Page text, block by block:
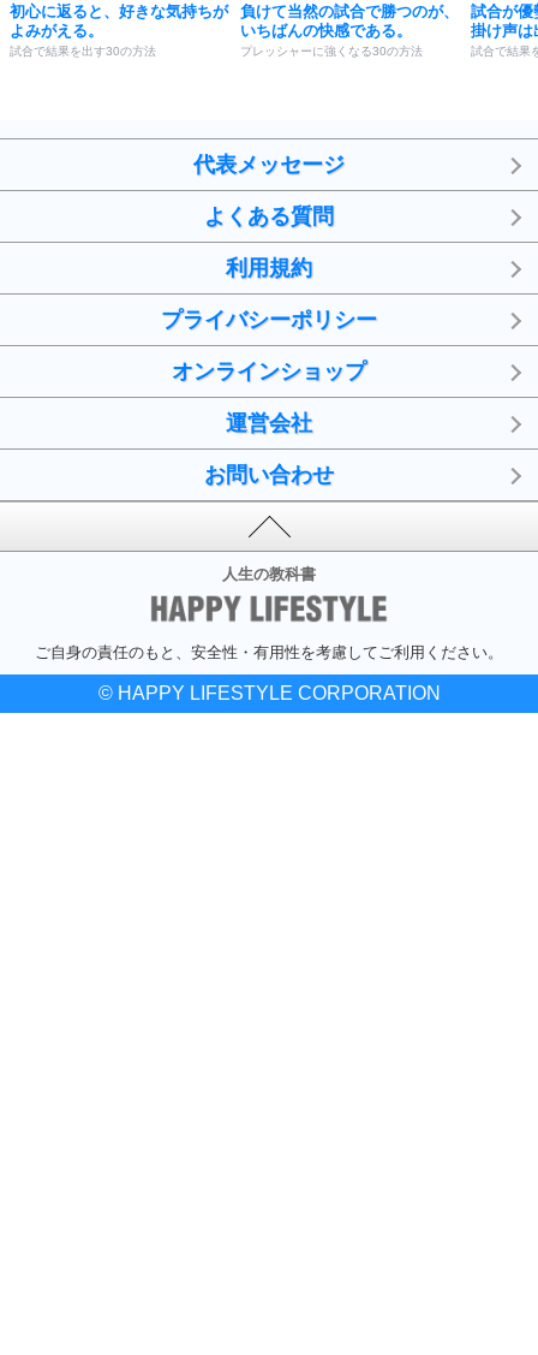
初心に返ると、好きな気持ちが
よみがえる。
試合で結果を出す30の方法
負けて当然の試合で勝つのが、
いちばんの快感である。
プレッシャーに強くなる30の方法
試合が優
掛け声は
試合で結果
代表メッセージ
よくある質問
利用規約
プライバシーポリシー
オンラインショップ
運営会社
お問い合わせ
人生の教科書
ご自身の責任のもと、安全性・有用性を考慮してご利用ください。
© HAPPY LIFESTYLE CORPORATION